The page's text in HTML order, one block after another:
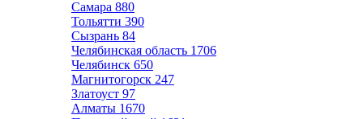
Самара 880
Тольятти 390
Сызрань 84
Челябинская область 1706
Челябинск 650
Магнитогорск 247
Златоуст 97
Алматы 1670